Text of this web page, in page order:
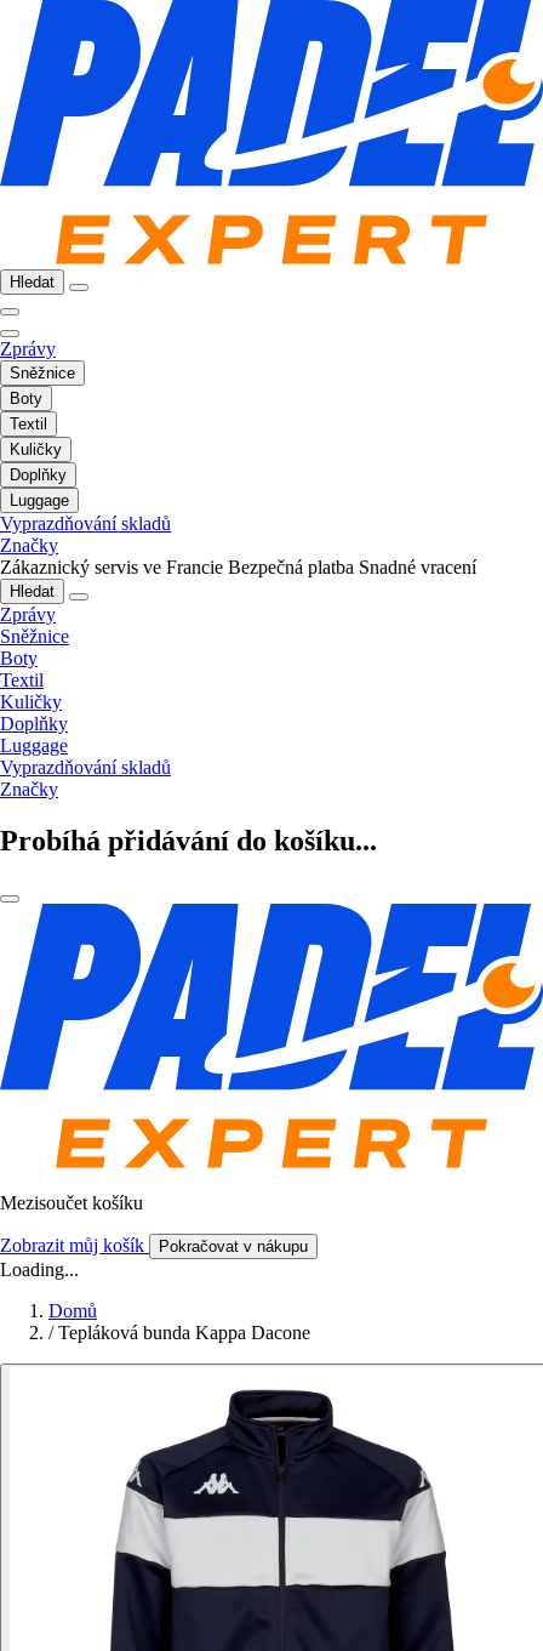
Hledat
Zprávy
Sněžnice
Boty
Textil
Kuličky
Doplňky
Luggage
Vyprazdňování skladů
Značky
Zákaznický servis ve Francie Bezpečná platba Snadné vracení
Hledat
Zprávy
Sněžnice
Boty
Textil
Kuličky
Doplňky
Luggage
Vyprazdňování skladů
Značky
Probíhá přidávání do košíku...
Mezisoučet košíku
Zobrazit můj košík Pokračovat v nákupu
Loading...
Domů
/ Tepláková bunda Kappa Dacone